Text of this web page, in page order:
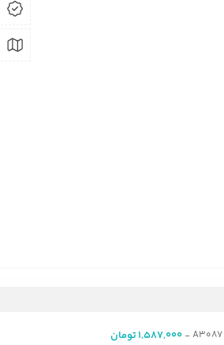
-
1,587,000تومان